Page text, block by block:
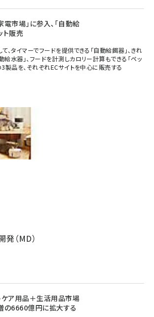
電市場」に参入、「自動給
ト販売
、タイマーでフードを提供できる「自動給餌器」、きれ
給水器」、フードを計測しカロリー計算もできる「ペッ
3製品を、それぞれECサイトを中心に販売する
発（MD）
ケア用品＋生活用品市場
6660億円に拡大する